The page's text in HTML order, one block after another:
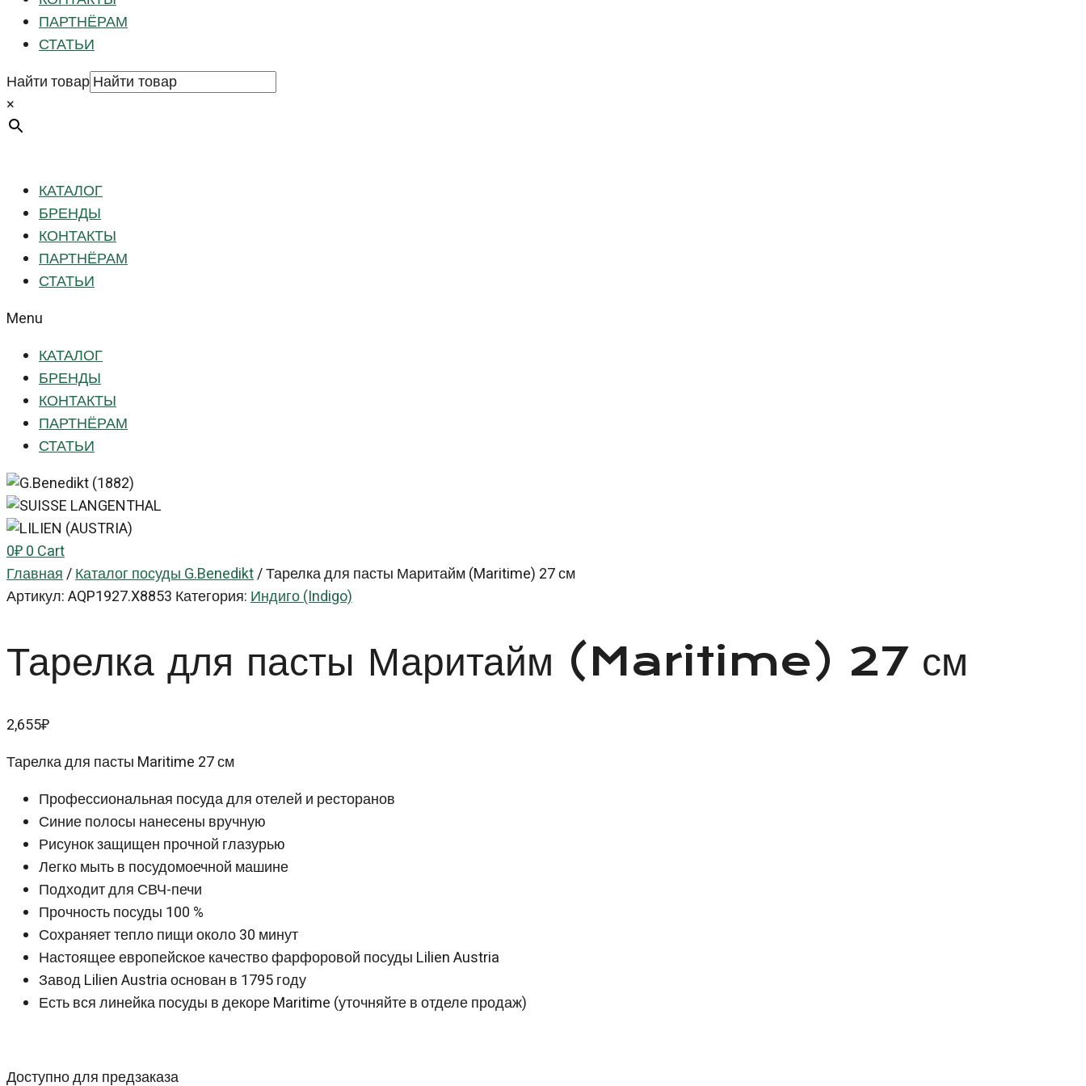
ПАРТНЁРАМ
СТАТЬИ
Найти товар
×
КАТАЛОГ
БРЕНДЫ
КОНТАКТЫ
ПАРТНЁРАМ
СТАТЬИ
Menu
КАТАЛОГ
БРЕНДЫ
КОНТАКТЫ
ПАРТНЁРАМ
СТАТЬИ
0₽0Cart
Главная/Каталог посуды G.Benedikt/Тарелка для пасты Маритайм (Maritime) 27 см
Артикул:AQP1927.X8853 Категория:Индиго (Indigo)
Тарелка для пасты Маритайм (Maritime) 27 см
2,655₽
Тарелка для пасты Maritime 27 см
Профессиональная посуда для отелей и ресторанов
Синие полосы нанесены вручную
Рисунок защищен прочной глазурью
Легко мыть в посудомоечной машине
Подходит для СВЧ-печи
Прочность посуды 100 %
Сохраняет тепло пищи около 30 минут
Настоящее европейское качество фарфоровой посуды Lilien Austria
Завод Lilien Austria основан в 1795 году
Есть вся линейка посуды в декоре Maritime (уточняйте в отделе продаж)
Доступно для предзаказа